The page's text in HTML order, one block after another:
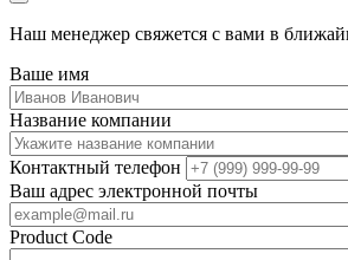
Наш менеджер свяжется с вами в
Ваше имя
Название компании
Контактный телефон
Ваш адрес электронной почты
Product Code